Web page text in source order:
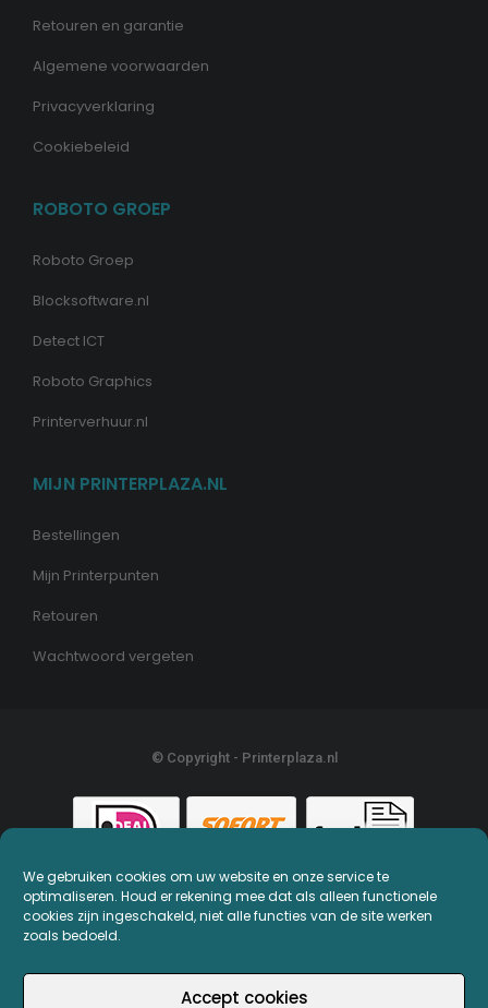
We gebruiken cookies om uw website en onze service te
optimaliseren. Houd er rekening mee dat als alleen functionele
cookies zijn ingeschakeld, niet alle functies van de site werken
zoals bedoeld.
Accept cookies
Retouren en garantie
Algemene voorwaarden
Privacyverklaring
Cookiebeleid
ROBOTO GROEP
Roboto Groep
Blocksoftware.nl
Detect ICT
Roboto Graphics
Printerverhuur.nl
MIJN PRINTERPLAZA.NL
Bestellingen
Mijn Printerpunten
Retouren
Wachtwoord vergeten
© Copyright - Printerplaza.nl